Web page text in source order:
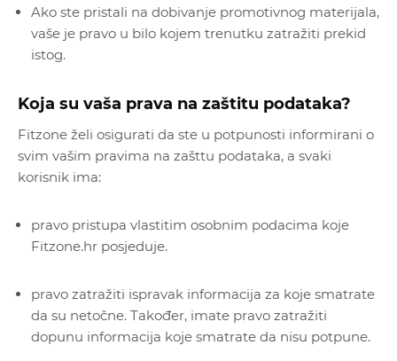
Ako ste pristali na dobivanje promotivnog materijala,
vaše je pravo u bilo kojem trenutku zatražiti prekid
istog.
Koja su vaša prava na zaštitu podataka?
Fitzone želi osigurati da ste u potpunosti informirani o
svim vašim pravima na zašttu podataka, a svaki
korisnik ima:
pravo pristupa vlastitim osobnim podacima koje
Fitzone.hr posjeduje.
pravo zatražiti ispravak informacija za koje smatrate
da su netočne. Također, imate pravo zatražiti
dopunu informacija koje smatrate da nisu potpune.